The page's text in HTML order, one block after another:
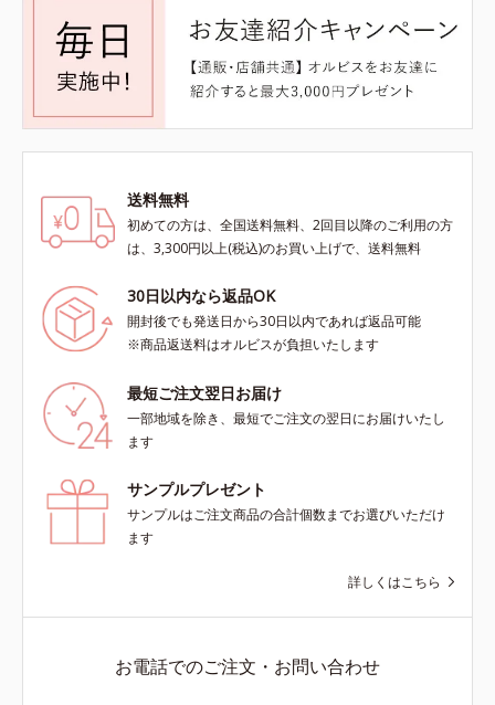
送料無料
初めての方は、全国送料無料、2回目以降のご利用の方
は、3,300円以上(税込)のお買い上げで、送料無料
30日以内なら返品OK
開封後でも発送日から30日以内であれば返品可能
※商品返送料はオルビスが負担いたします
最短ご注文翌日お届け
一部地域を除き、最短でご注文の翌日にお届けいたし
ます
サンプルプレゼント
サンプルはご注文商品の合計個数までお選びいただけ
ます
詳しくはこちら
お電話でのご注文・お問い合わせ